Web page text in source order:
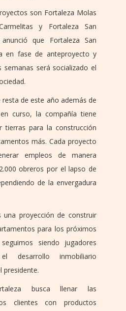
son Fortaleza Molas
y Fortaleza San
que Fortaleza San
en fase de anteproyecto y
semanas será socializado el
de este año además de
curso, la compañía tiene
tierras para la construcción
más. Cada proyecto
empleos de manera
obreros por el lapso de
de la envergadura
una proyección de construir
para los próximos
siendo jugadores
desarrollo inmobiliario
presidente.
busca llenar las
clientes con productos